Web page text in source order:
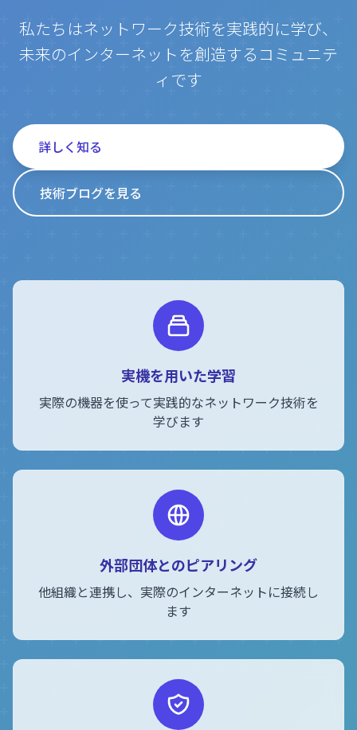
私たちはネットワーク技術を実践的に学び、
未来のインターネットを創造するコミュニテ
ィです
詳しく知る
技術ブログを見る
実機を用いた学習
実際の機器を使って実践的なネットワーク技術を
学びます
外部団体とのピアリング
他組織と連携し、実際のインターネットに接続し
ます